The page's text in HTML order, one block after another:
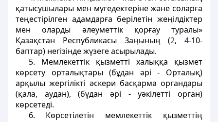
қатысушылары мен мүгедектерiне және соларға
теңестiрiлген адамдарға берiлетiн жеңiлдiктер
мен оларды әлеуметтiк қорғау туралы»
Қазақстан Республикасы Заңының (2, 4-10-
баптар) негізінде жүзеге асырылады.
5. Мемлекеттік қызметті халыққа қызмет
көрсету орталықтары (бұдан әрі - Орталық)
арқылы жергілікті әскери басқарма органдары
(қала, аудан), (бұдан әрі - уәкілетті орган)
көрсетеді.
6. Көрсетілетін мемлекеттік қызметтің